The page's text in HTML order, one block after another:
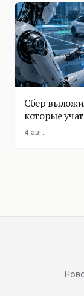
Сбер
которые
4 авг.